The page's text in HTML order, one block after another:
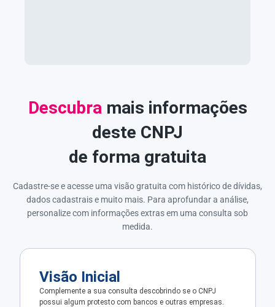
Descubramais informações
deste CNPJ
de forma gratuita
Cadastre-se e acesse uma visão gratuita com histórico de dívidas,
dados cadastrais e muito mais. Para aprofundar a análise,
personalize com informações extras em uma consulta sob
medida.
Visão Inicial
Complemente a sua consulta descobrindo se o CNPJ
possui algum protesto com bancos e outras empresas.